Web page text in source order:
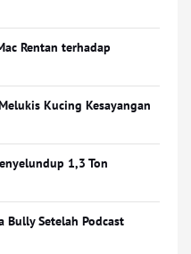
Rentan terhadap
Kucing Kesayangan
1,3 Ton
Bully Setelah Podcast